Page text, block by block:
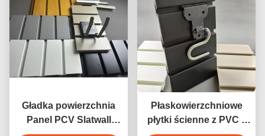
Gładka powierzchnia
Panel PCV Slatwall
Panel Garażowy
Płaskowierzchniowe
płytki ścienne z PVC z
odpornością na ogień i